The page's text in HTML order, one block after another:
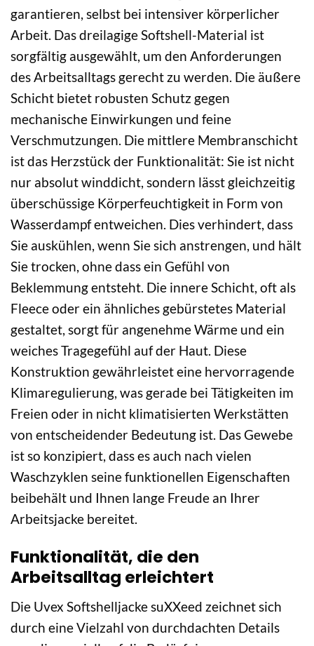
garantieren, selbst bei intensiver körperlicher
Arbeit. Das dreilagige Softshell-Material ist
sorgfältig ausgewählt, um den Anforderungen
des Arbeitsalltags gerecht zu werden. Die äußere
Schicht bietet robusten Schutz gegen
mechanische Einwirkungen und feine
Verschmutzungen. Die mittlere Membranschicht
ist das Herzstück der Funktionalität: Sie ist nicht
nur absolut winddicht, sondern lässt gleichzeitig
überschüssige Körperfeuchtigkeit in Form von
Wasserdampf entweichen. Dies verhindert, dass
Sie auskühlen, wenn Sie sich anstrengen, und hält
Sie trocken, ohne dass ein Gefühl von
Beklemmung entsteht. Die innere Schicht, oft als
Fleece oder ein ähnliches gebürstetes Material
gestaltet, sorgt für angenehme Wärme und ein
weiches Tragegefühl auf der Haut. Diese
Konstruktion gewährleistet eine hervorragende
Klimaregulierung, was gerade bei Tätigkeiten im
Freien oder in nicht klimatisierten Werkstätten
von entscheidender Bedeutung ist. Das Gewebe
ist so konzipiert, dass es auch nach vielen
Waschzyklen seine funktionellen Eigenschaften
beibehält und Ihnen lange Freude an Ihrer
Arbeitsjacke bereitet.
Funktionalität, die den
Arbeitsalltag erleichtert
Die Uvex Softshelljacke suXXeed zeichnet sich
durch eine Vielzahl von durchdachten Details